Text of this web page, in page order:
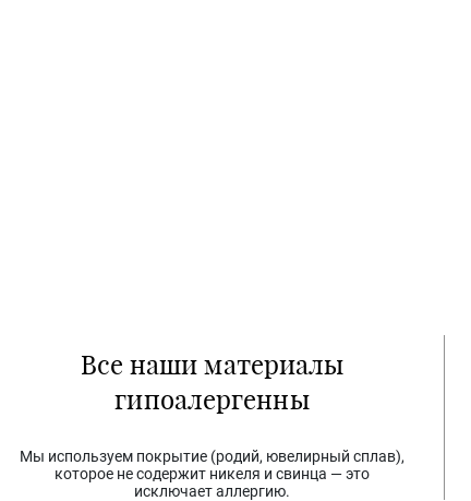
Все наши материалы
гипоалергенны
Мы используем покрытие (родий, ювелирный сплав),
которое не содержит никеля и свинца — это
исключает аллергию.